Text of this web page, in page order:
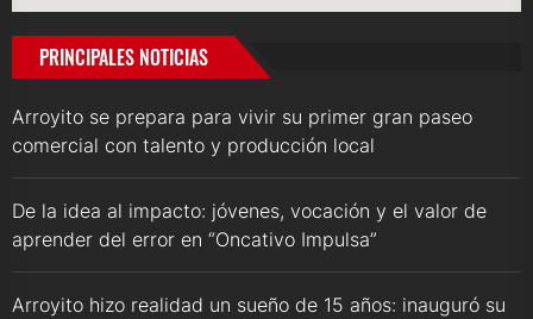
PRINCIPALES NOTICIAS
Arroyito se prepara para vivir su primer gran paseo
comercial con talento y producción local
De la idea al impacto: jóvenes, vocación y el valor de
aprender del error en “Oncativo Impulsa”
Arroyito hizo realidad un sueño de 15 años: inauguró su